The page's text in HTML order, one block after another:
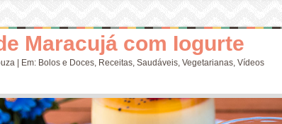
Maracujá com Iogurte
| Em: Bolos e Doces, Receitas, Saudáveis, Vegetarianas, Vídeos